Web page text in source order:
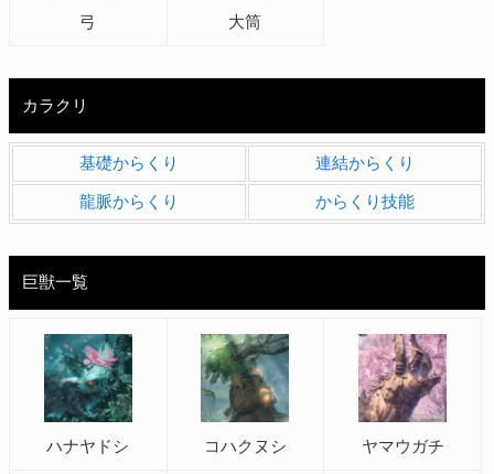
弓 大筒
カラクリ
基礎からくり 連結からくり
龍脈からくり からくり技能
巨獣一覧
ハナヤドシ コハクヌシ ヤマウガチ